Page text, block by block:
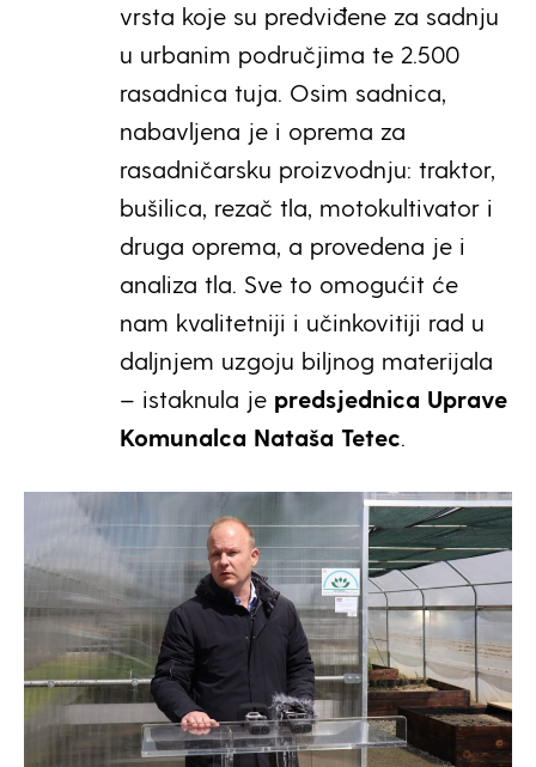
vrsta koje su predviđene za sadnju
u urbanim područjima te 2.500
rasadnica tuja. Osim sadnica,
nabavljena je i oprema za
rasadničarsku proizvodnju: traktor,
bušilica, rezač tla, motokultivator i
druga oprema, a provedena je i
analiza tla. Sve to omogućit će
nam kvalitetniji i učinkovitiji rad u
daljnjem uzgoju biljnog materijala
– istaknula je predsjednica Uprave
Komunalca Nataša Tetec.